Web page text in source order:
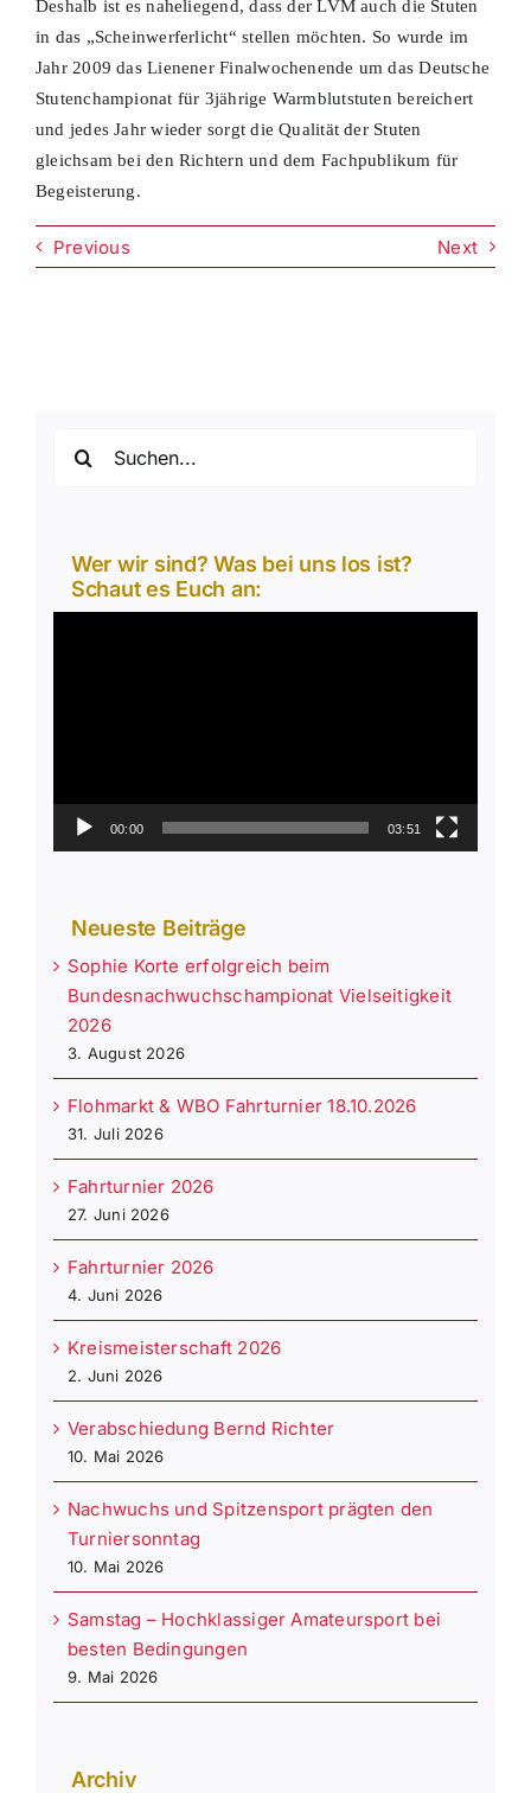
Deshalb ist es naheliegend, dass der LVM auch die Stuten
in das „Scheinwerferlicht“ stellen möchten. So wurde im
Jahr 2009 das Lienener Finalwochenende um das Deutsche
Stutenchampionat für 3jährige Warmblutstuten bereichert
und jedes Jahr wieder sorgt die Qualität der Stuten
gleichsam bei den Richtern und dem Fachpublikum für
Begeisterung.
Previous Next
nach:
Wer wir sind? Was bei uns los ist?
Schaut es Euch an:
00:00 03:51
Neueste Beiträge
Sophie Korte erfolgreich beim
Bundesnachwuchschampionat Vielseitigkeit
2026
3. August 2026
Flohmarkt & WBO Fahrturnier 18.10.2026
31. Juli 2026
Fahrturnier 2026
27. Juni 2026
Fahrturnier 2026
4. Juni 2026
Kreismeisterschaft 2026
2. Juni 2026
Verabschiedung Bernd Richter
10. Mai 2026
Nachwuchs und Spitzensport prägten den
Turniersonntag
10. Mai 2026
Samstag – Hochklassiger Amateursport bei
besten Bedingungen
9. Mai 2026
Archiv